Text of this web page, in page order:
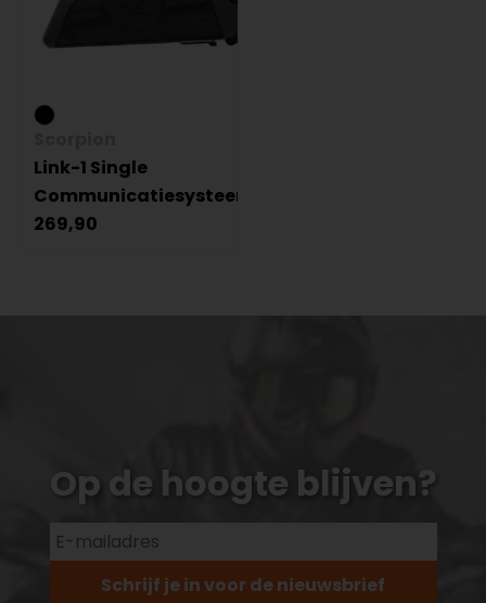
Link-1 Single
Communicatiesysteem
269,90
Op de hoogte blijven?
Schrijf je in voor de nieuwsbrief